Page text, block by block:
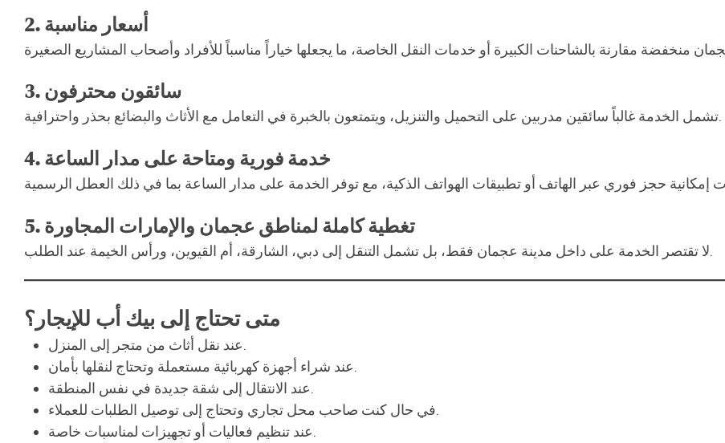
2.أسعار مناسبة
3.سائقون محترفون
تشمل الخدمة غالباً سائقين مدربين على التحميل والتنزيل، ويتمتعون بالخبرة في التعامل مع الأثاث والبضائع بحذر واحترافية.
4.خدمة فورية ومتاحة على مدار الساعة
5.تغطية كاملة لمناطق عجمان والإمارات المجاورة
لا تقتصر الخدمة على داخل مدينة عجمان فقط، بل تشمل التنقل إلى دبي، الشارقة، أم القيوين، ورأس الخيمة عند الطلب.
متى تحتاج إلى بيك أب للإيجار؟
عند نقل أثاث من متجر إلى المنزل.
عند شراء أجهزة كهربائية مستعملة وتحتاج لنقلها بأمان.
عند الانتقال إلى شقة جديدة في نفس المنطقة.
في حال كنت صاحب محل تجاري وتحتاج إلى توصيل الطلبات للعملاء.
عند تنظيم فعاليات أو تجهيزات لمناسبات خاصة.